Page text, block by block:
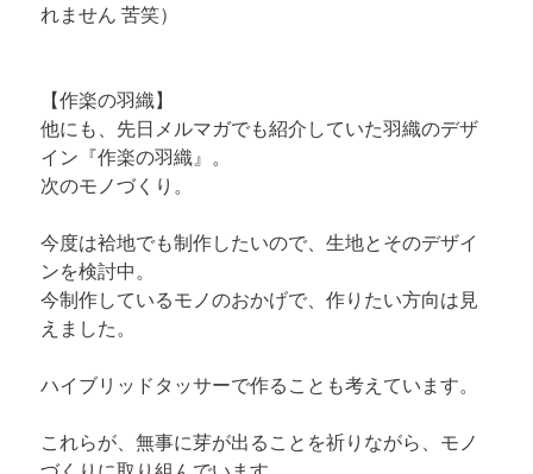
れません 苦笑）
【作楽の羽織】
他にも、先日メルマガでも紹介していた羽織のデザ
イン『作楽の羽織』。
次のモノづくり。
今度は袷地でも制作したいので、生地とそのデザイ
ンを検討中。
今制作しているモノのおかげで、作りたい方向は見
えました。
ハイブリッドタッサーで作ることも考えています。
これらが、無事に芽が出ることを祈りながら、モノ